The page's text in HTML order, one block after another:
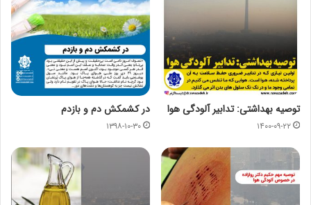
توصیه بهداشتی: تدابیر آلودگی هوا
۱۴۰۰-۰۹-۲۲
در کشمکش دم و بازدم
۱۳۹۸-۱۰-۳۰